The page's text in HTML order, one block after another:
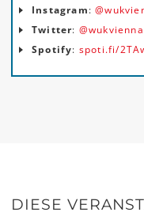
Instagram:
Twitter: @wukvienna
Spotify: spoti.fi/
DIESE